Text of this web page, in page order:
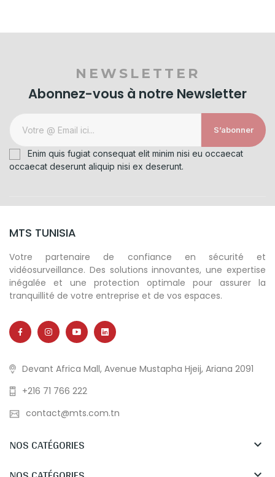
NEWSLETTER
Abonnez-vous à notre Newsletter
S’abonner
Enim quis fugiat consequat elit minim nisi eu occaecat
occaecat deserunt aliquip nisi ex deserunt.
MTS TUNISIA
Votre partenaire de confiance en sécurité et
vidéosurveillance. Des solutions innovantes, une expertise
inégalée et une protection optimale pour assurer la
tranquillité de votre entreprise et de vos espaces.
Devant Africa Mall, Avenue Mustapha Hjeij, Ariana 2091
+216 71 766 222
contact@mts.com.tn
NOS CATÉGORIES 